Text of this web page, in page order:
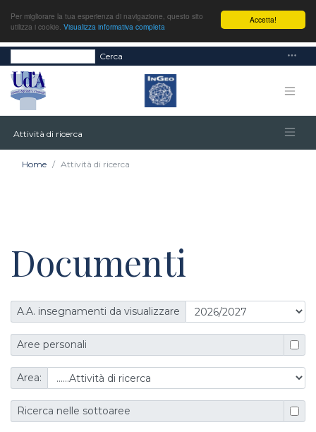
Accetta!
Per migliorare la tua esperienza di navigazione, questo sito
utilizza i cookie. Visualizza informativa completa
Cerca
Attività di ricerca
Home Attività di ricerca
Documenti
A.A. insegnamenti da visualizzare
Aree personali
Area:
Ricerca nelle sottoaree